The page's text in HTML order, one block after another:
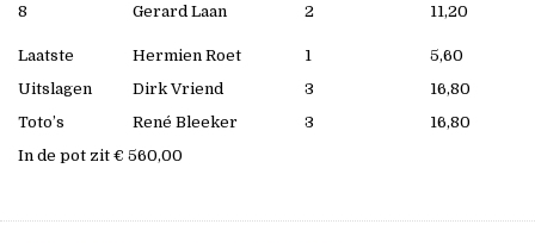
8
Gerard Laan 2 11,20
Laatste Hermien Roet 1
5,60
Uitslagen
Dirk Vriend 3
16,80
Toto’s
René Bleeker 3
16,80
In de pot zit € 560,00